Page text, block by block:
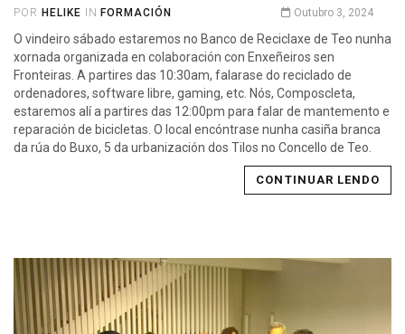
POR HELIKE INFORMACIÓN Outubro 3, 2024
O vindeiro sábado estaremos no Banco de Reciclaxe de Teo nunha
xornada organizada en colaboración con Enxeñeiros sen
Fronteiras. A partires das 10:30am, falarase do reciclado de
ordenadores, software libre, gaming, etc. Nós, Composcleta,
estaremos alí a partires das 12:00pm para falar de mantemento e
reparación de bicicletas. O local encóntrase nunha casiña branca
da rúa do Buxo, 5 da urbanización dos Tilos no Concello de Teo.
CONTINUAR LENDO